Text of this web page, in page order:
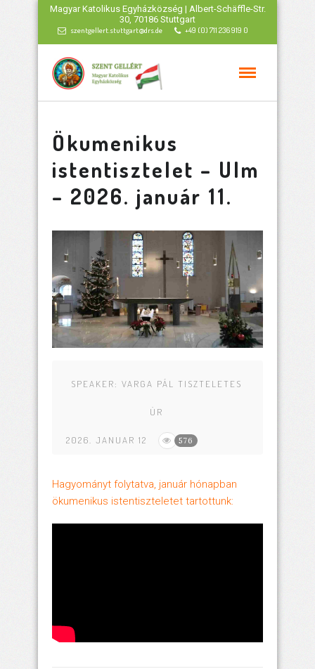
Magyar Katolikus Egyházközség | Albert-Schäffle-Str.
30, 70186 Stuttgart
szentgellert.stuttgart@drs.de +49 (0) 711 236 919 0
Ökumenikus
istentisztelet – Ulm
– 2026. január 11.
SPEAKER: VARGA PÁL TISZTELETES
ÚR
2026. JANUAR 12 576
Hagyományt folytatva, január hónapban
ökumenikus istentiszteletet tartottunk: